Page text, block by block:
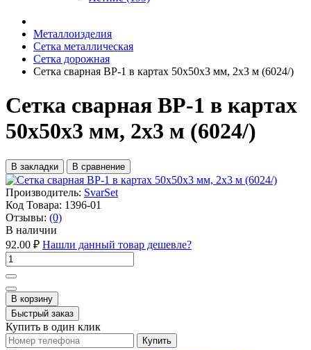
Металлоизделия
Сетка металлическая
Сетка дорожная
Сетка сварная ВР-1 в картах 50х50х3 мм, 2х3 м (6024/)
Сетка сварная ВР-1 в картах
50х50х3 мм, 2х3 м (6024/)
В закладки В сравнение
Производитель: SvarSet
Код Товара: 1396-01
Отзывы: (0)
В наличии
92.00 ₽ Нашли данный товар дешевле?
В корзину
Быстрый заказ
Купить в один клик
Купить